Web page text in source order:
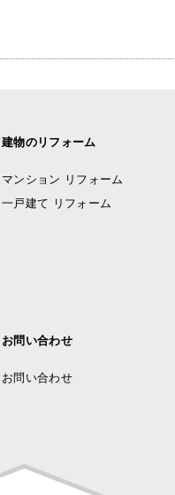
建物のリフォーム
マンション リフォーム
一戸建て リフォーム
お問い合わせ
お問い合わせ